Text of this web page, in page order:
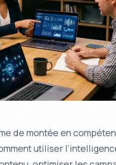
de montée en
utiliser